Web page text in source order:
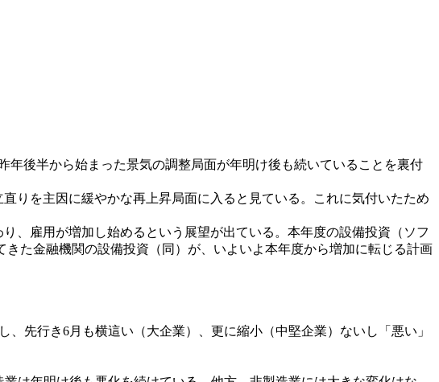
後半から始まった景気の調整局面が年明け後も続いていることを裏付
りを主因に緩やかな再上昇局面に入ると見ている。これに気付いたため
、雇用が増加し始めるという展望が出ている。本年度の設備投資（ソフ
た金融機関の設備投資（同）が、いよいよ本年度から増加に転じる計画
先行き6月も横這い（大企業）、更に縮小（中堅企業）ないし「悪い」